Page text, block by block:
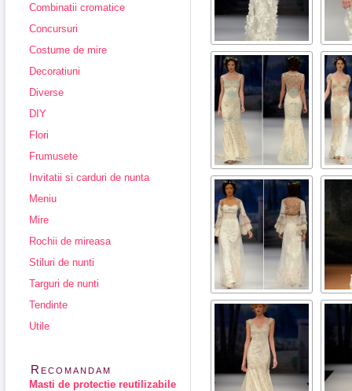
Combinatii cromatice
Concursuri
Costume de mire
Decoratiuni
Diverse
DIY
Flori
Frumusete
Invitatii si carduri de nunta
Meniu
Mire
Rochii de mireasa
Stiluri de nunti
Targuri de nunti
Tendinte
Utile
Recomandam
Masti de protectie reutilizabile